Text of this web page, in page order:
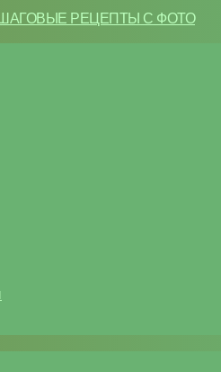
РЕЦЕПТЫ С ФОТО